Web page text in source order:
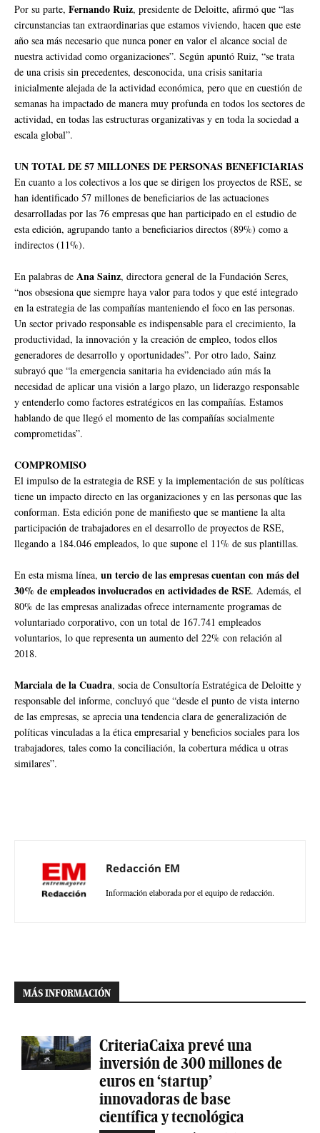
Por su parte, Fernando Ruiz, presidente de Deloitte, afirmó que “las
circunstancias tan extraordinarias que estamos viviendo, hacen que este
año sea más necesario que nunca poner en valor el alcance social de
nuestra actividad como organizaciones”. Según apuntó Ruiz, “se trata
de una crisis sin precedentes, desconocida, una crisis sanitaria
inicialmente alejada de la actividad económica, pero que en cuestión de
semanas ha impactado de manera muy profunda en todos los sectores de
actividad, en todas las estructuras organizativas y en toda la sociedad a
escala global”.
UN TOTAL DE 57 MILLONES DE PERSONAS BENEFICIARIAS
En cuanto a los colectivos a los que se dirigen los proyectos de RSE, se
han identificado 57 millones de beneficiarios de las actuaciones
desarrolladas por las 76 empresas que han participado en el estudio de
esta edición, agrupando tanto a beneficiarios directos (89%) como a
indirectos (11%).
En palabras de Ana Sainz, directora general de la Fundación Seres,
“nos obsesiona que siempre haya valor para todos y que esté integrado
en la estrategia de las compañías manteniendo el foco en las personas.
Un sector privado responsable es indispensable para el crecimiento, la
productividad, la innovación y la creación de empleo, todos ellos
generadores de desarrollo y oportunidades”. Por otro lado, Sainz
subrayó que “la emergencia sanitaria ha evidenciado aún más la
necesidad de aplicar una visión a largo plazo, un liderazgo responsable
y entenderlo como factores estratégicos en las compañías. Estamos
hablando de que llegó el momento de las compañías socialmente
comprometidas”.
COMPROMISO
El impulso de la estrategia de RSE y la implementación de sus políticas
tiene un impacto directo en las organizaciones y en las personas que las
conforman. Esta edición pone de manifiesto que se mantiene la alta
participación de trabajadores en el desarrollo de proyectos de RSE,
llegando a 184.046 empleados, lo que supone el 11% de sus plantillas.
En esta misma línea, un tercio de las empresas cuentan con más del
30% de empleados involucrados en actividades de RSE. Además, el
80% de las empresas analizadas ofrece internamente programas de
voluntariado corporativo, con un total de 167.741 empleados
voluntarios, lo que representa un aumento del 22% con relación al
2018.
Marciala de la Cuadra, socia de Consultoría Estratégica de Deloitte y
responsable del informe, concluyó que “desde el punto de vista interno
de las empresas, se aprecia una tendencia clara de generalización de
políticas vinculadas a la ética empresarial y beneficios sociales para los
trabajadores, tales como la conciliación, la cobertura médica u otras
similares”.
Redacción EM
Información elaborada por el equipo de redacción.
MÁS INFORMACIÓN
CriteriaCaixa prevé una
inversión de 300 millones de
euros en ‘startup’
innovadoras de base
científica y tecnológica